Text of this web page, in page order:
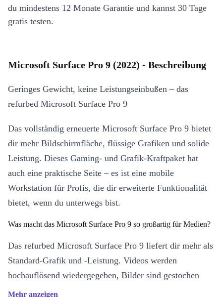
du mindestens 12 Monate Garantie und kannst 30 Tage
gratis testen.
Microsoft Surface Pro 9 (2022) - Beschreibung
Geringes Gewicht, keine Leistungseinbußen – das
refurbed Microsoft Surface Pro 9
Das vollständig erneuerte Microsoft Surface Pro 9 bietet
dir mehr Bildschirmfläche, flüssige Grafiken und solide
Leistung. Dieses Gaming- und Grafik-Kraftpaket hat
auch eine praktische Seite – es ist eine mobile
Workstation für Profis, die dir erweiterte Funktionalität
bietet, wenn du unterwegs bist.
Was macht das Microsoft Surface Pro 9 so großartig für Medien?
Das refurbed Microsoft Surface Pro 9 liefert dir mehr als
Standard-Grafik und -Leistung. Videos werden
hochauflösend wiedergegeben, Bilder sind gestochen
scharf und Bewegungen bleiben flüssig – ideal zum
Mehr anzeigen